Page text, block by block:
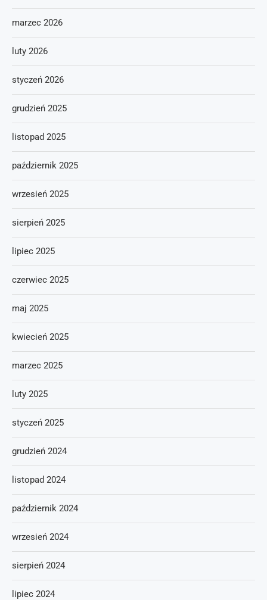
marzec 2026
luty 2026
styczeń 2026
grudzień 2025
listopad 2025
październik 2025
wrzesień 2025
sierpień 2025
lipiec 2025
czerwiec 2025
maj 2025
kwiecień 2025
marzec 2025
luty 2025
styczeń 2025
grudzień 2024
listopad 2024
październik 2024
wrzesień 2024
sierpień 2024
lipiec 2024